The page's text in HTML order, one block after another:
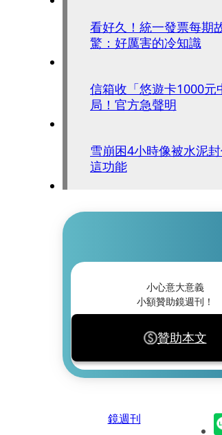
看好久！統一發票每
驚：好厲害的冷知識
信箱收「悠遊卡1000
局！官方急聲明
雪崩困4小時像被水泥
這功能
小心意大意義
小額贊助鏡週刊！
贊助本文
鏡週刊